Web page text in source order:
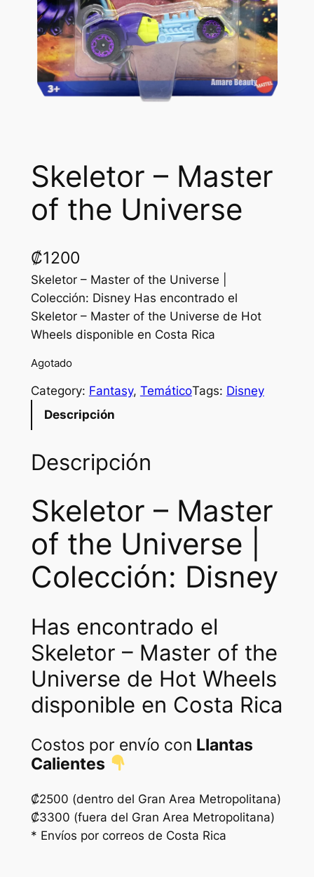
Skeletor – Master
of the Universe
₡1200
Skeletor – Master of the Universe |
Colección: Disney Has encontrado el
Skeletor – Master of the Universe de Hot
Wheels disponible en Costa Rica
Agotado
Category: Fantasy, TemáticoTags: Disney
Descripción
Descripción
Skeletor – Master
of the Universe |
Colección: Disney
Has encontrado el
Skeletor – Master of the
Universe de Hot Wheels
disponible en Costa Rica
Costos por envío con Llantas
Calientes
₡2500 (dentro del Gran Area Metropolitana)
₡3300 (fuera del Gran Area Metropolitana)
* Envíos por correos de Costa Rica